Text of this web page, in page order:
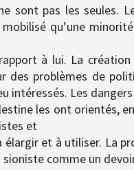
sont pas les seules.
qu’une
à lui. La
des problèmes de
intéressés. Les
les ont orientés,
et
et à utiliser. La
sioniste comme un